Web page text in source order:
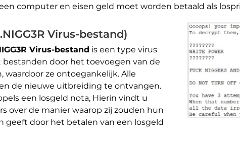
computer en eisen geld moet worden betaald als
Virus-bestand)
Virus-bestand is een type virus
door het toevoegen van de
waardoor ze ontoegankelijk. Alle
de nieuwe uitbreiding te ontvangen.
een losgeld nota, Hierin vindt u
over de manier waarop zij zouden hun
geeft door het betalen van een losgeld